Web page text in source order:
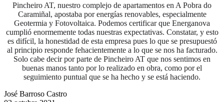
Pincheiro AT, nuestro complejo de apartamentos en A Pobra do
Caramiñal, apostaba por energías renovables, especialmente
Geotermia y Fotovoltaica. Podemos certificar que Energanova
cumplió enormemente todas nuestras expectativas. Constatar, y esto
es difícil, la honestidad de esta empresa pues lo que se presupuestó
al principio responde fehacientemente a lo que se nos ha facturado.
Solo cabe decir por parte de Pincheiro AT que nos sentimos en
buenas manos tanto por lo realizado en obra, como por el
seguimiento puntual que se ha hecho y se está haciendo.
José Barroso Castro